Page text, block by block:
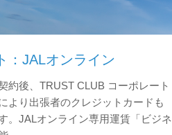
：JALオンライン
約後、TRUST CLUB コーポレート
より出張者のクレジットカードも
。JALオンライン専用運賃「ビジネ